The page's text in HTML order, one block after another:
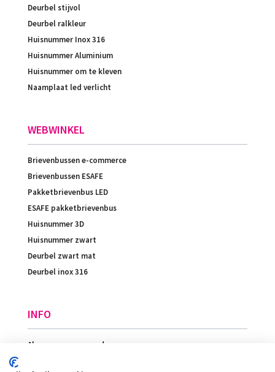
Deurbel stijvol
Deurbel ralkleur
Huisnummer Inox 316
Huisnummer Aluminium
Huisnummer om te kleven
Naamplaat led verlicht
WEBWINKEL
Brievenbussen e-commerce
Brievenbussen ESAFE
Pakketbrievenbus LED
ESAFE pakketbrievenbus
Huisnummer 3D
Huisnummer zwart
Deurbel zwart mat
Deurbel inox 316
INFO
Algemene voorwaarden